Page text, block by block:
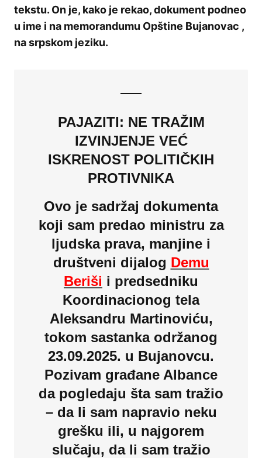
tekstu. On je, kako je rekao, dokument podneo
u ime i na memorandumu Opštine Bujanovac ,
na srpskom jeziku.
PAJAZITI: NE TRAŽIM
IZVINJENJE VEĆ
ISKRENOST POLITIČKIH
PROTIVNIKA
Ovo je sadržaj dokumenta
koji sam predao ministru za
ljudska prava, manjine i
društveni dijalog Demu
Beriši i predsedniku
Koordinacionog tela
Aleksandru Martinoviću,
tokom sastanka održanog
23.09.2025. u Bujanovcu.
Pozivam građane Albance
da pogledaju šta sam tražio
– da li sam napravio neku
grešku ili, u najgorem
slučaju, da li sam tražio